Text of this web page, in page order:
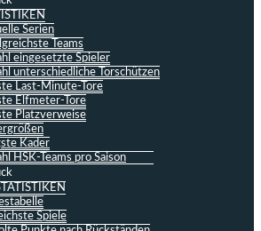
Serien
Teams
eingesetzte Spieler
unterschiedliche Torschützen
Last-Minute-Tore
Elfmeter-Tore
Platzverweise
Kader
HSK-Teams pro Saison
Spiele